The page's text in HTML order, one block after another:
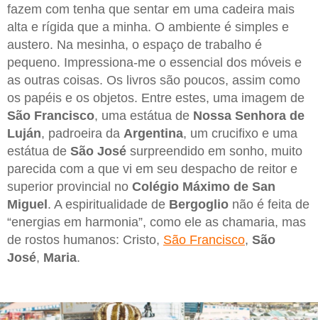
fazem com tenha que sentar em uma cadeira mais
alta e rígida que a minha. O ambiente é simples e
austero. Na mesinha, o espaço de trabalho é
pequeno. Impressiona-me o essencial dos móveis e
as outras coisas. Os livros são poucos, assim como
os papéis e os objetos. Entre estes, uma imagem de
São Francisco, uma estátua de Nossa Senhora de
Luján, padroeira da Argentina, um crucifixo e uma
estátua de São José surpreendido em sonho, muito
parecida com a que vi em seu despacho de reitor e
superior provincial no Colégio Máximo de San
Miguel . A espiritualidade de Bergoglio não é feita de
“energias em harmonia”, como ele as chamaria, mas
de rostos humanos: Cristo, São Francisco, São
José, Maria.